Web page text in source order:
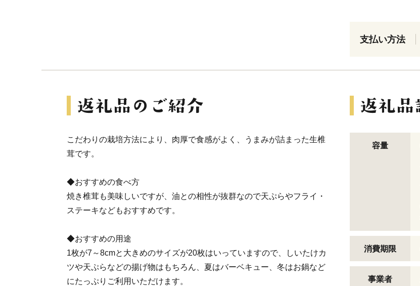
支払い方法
こだわりの栽培方法により、肉厚で食感がよく、うまみが詰まった生椎
茸です。
◆おすすめの食べ方
焼き椎茸も美味しいですが、油との相性が抜群なので天ぷらやフライ・
ステーキなどもおすすめです。
◆おすすめの用途
1枚が7～8cmと大きめのサイズが20枚はいっていますので、しいたけカ
ツや天ぷらなどの揚げ物はもちろん、夏はバーベキュー、冬はお鍋など
にたっぷりご利用いただけます。
容量
消費期限
事業者